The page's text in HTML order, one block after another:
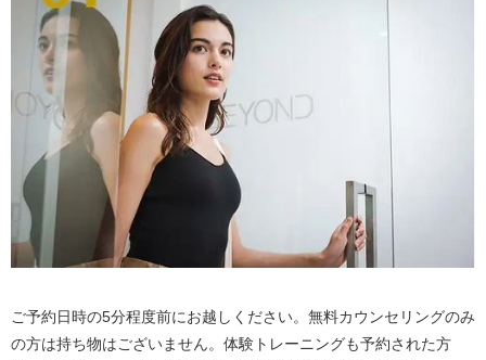
ご予約日時の5分程度前にお越しください。無料カウンセリングのみ
の方は持ち物はございません。体験トレーニングも予約された方